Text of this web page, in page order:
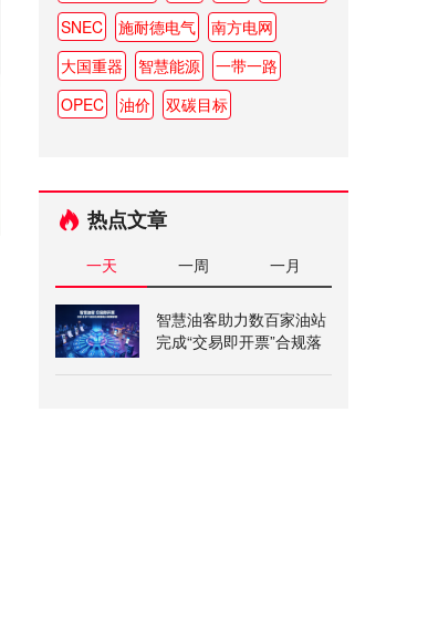
SNEC
施耐德电气
南方电网
大国重器
智慧能源
一带一路
OPEC
油价 双碳目标
热点文章
一天 一周 一月
智慧油客助力数百家油站
完成“交易即开票”合规落